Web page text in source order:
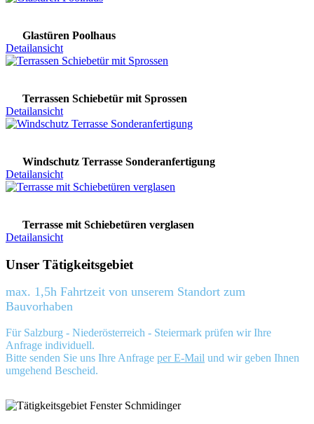
Glastüren Poolhaus
Detailansicht
Terrassen Schiebetür mit Sprossen
Detailansicht
Windschutz Terrasse Sonderanfertigung
Detailansicht
Terrasse mit Schiebetüren verglasen
Detailansicht
Unser Tätigkeitsgebiet
max. 1,5h Fahrtzeit von unserem Standort zum
Bauvorhaben
Für Salzburg - Niederösterreich - Steiermark prüfen wir Ihre
Anfrage individuell.
Bitte senden Sie uns Ihre Anfrage per E-Mail und wir geben Ihnen
umgehend Bescheid.